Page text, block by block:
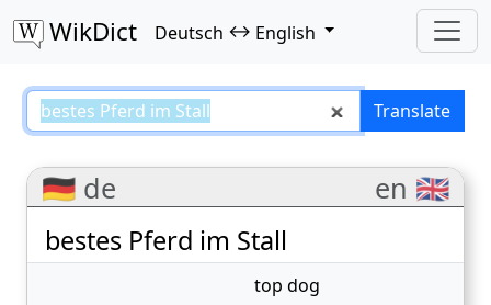
WikDict Deutsch ↔ English
bestes Pferd im Stall – Translate
🇩🇪 de en 🇬🇧
bestes Pferd im Stall
top dog